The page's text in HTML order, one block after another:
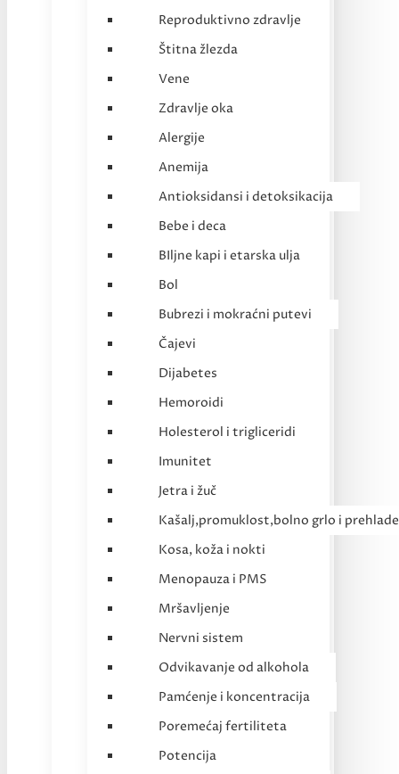
Reproduktivno zdravlje
Štitna žlezda
Vene
Zdravlje oka
Alergije
Anemija
Antioksidansi i detoksikacija
Bebe i deca
BIljne kapi i etarska ulja
Bol
Bubrezi i mokraćni putevi
Čajevi
Dijabetes
Hemoroidi
Holesterol i trigliceridi
Imunitet
Jetra i žuč
Kašalj,promuklost,bolno grlo i prehlade
Kosa, koža i nokti
Menopauza i PMS
Mršavljenje
Nervni sistem
Odvikavanje od alkohola
Pamćenje i koncentracija
Poremećaj fertiliteta
Potencija